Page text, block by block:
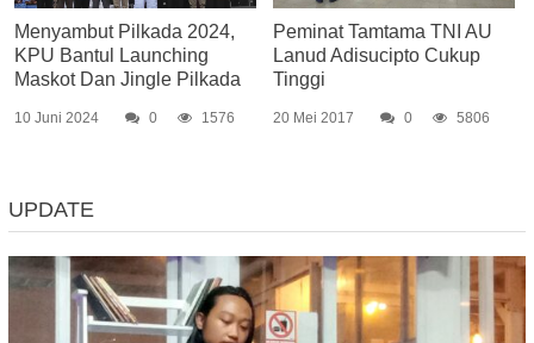
Menyambut Pilkada 2024,
KPU Bantul Launching
Maskot Dan Jingle Pilkada
10 Juni 2024 0 1576
Peminat Tamtama TNI AU
Lanud Adisucipto Cukup
Tinggi
20 Mei 2017 0 5806
UPDATE